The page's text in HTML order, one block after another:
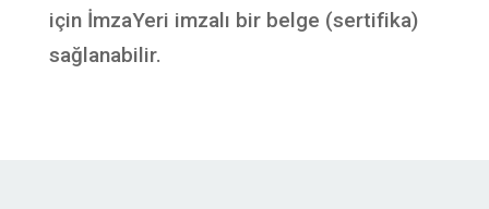
için İmzaYeri imzalı bir belge (sertifika)
sağlanabilir.